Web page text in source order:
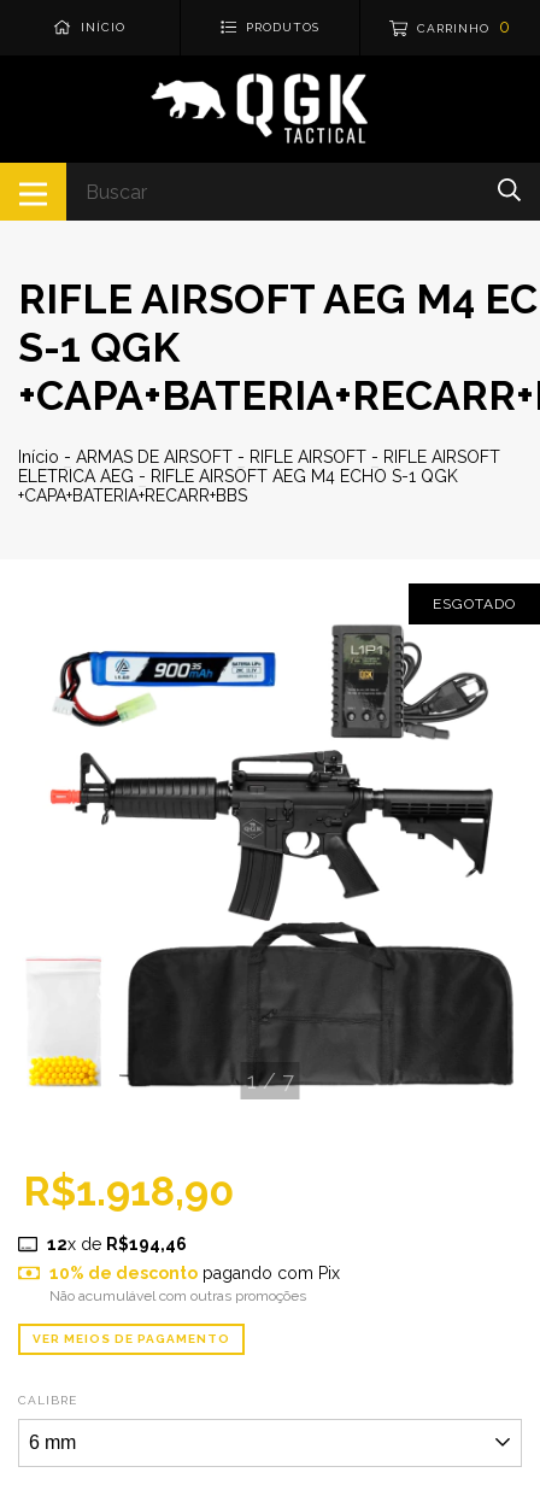
INÍCIO PRODUTOS CARRINHO 0
RIFLE AIRSOFT AEG M4
S-1 QGK
Início - ARMAS DE AIRSOFT - RIFLE AIRSOFT - RIFLE AIRSOFT
ELETRICA AEG - RIFLE AIRSOFT AEG M4 ECHO S-1 QGK
+CAPA+BATERIA+RECARR+BBS
ESGOTADO
1/7
R$1.918,90
12x de R$194,46
10% de descontopagando com Pix
Não acumulável com outras promoções
VER MEIOS DE PAGAMENTO
CALIBRE